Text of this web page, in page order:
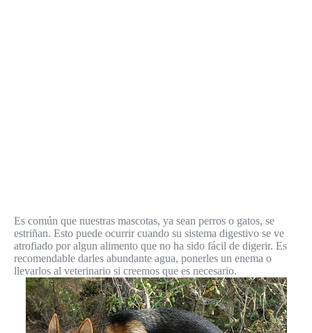
Es común que nuestras mascotas, ya sean perros o gatos, se
estriñan. Esto puede ocurrir cuando su sistema digestivo se ve
atrofiado por algun alimento que no ha sido fácil de digerir. Es
recomendable darles abundante agua, ponerles un enema o
llevarlos al veterinario si creemos que es necesario.